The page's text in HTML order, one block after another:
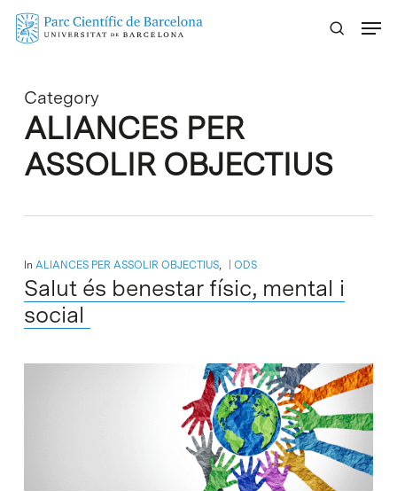
Skip
Category
ALIANCES PER
ASSOLIR OBJECTIUS
In ALIANCES PER ASSOLIR OBJECTIUS, ODS
Salut és benestar físic, mental i
social